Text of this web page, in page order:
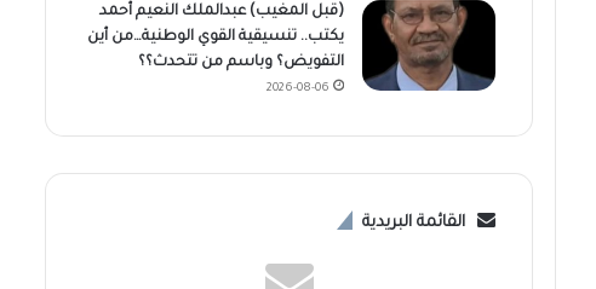
(قبل المغيب) عبدالملك النعيم أحمد
يكتب.. تنسيقية القوي الوطنية…من أين
التفويض؟ وباسم من تتحدث؟؟
2026-08-06
القائمة البريدية